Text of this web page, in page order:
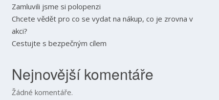
Zamluvili jsme si polopenzi
Chcete vědět pro co se vydat na nákup, co je zrovna v
akci?
Cestujte s bezpečným cílem
Nejnovější komentáře
Žádné komentáře.